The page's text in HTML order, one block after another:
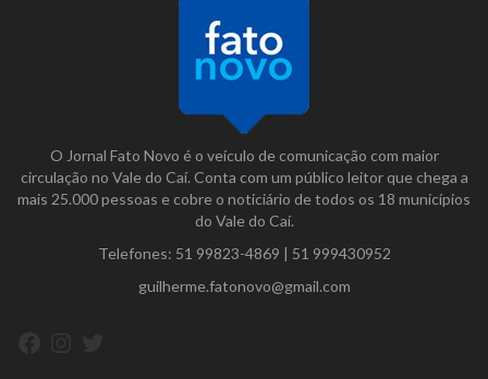
O Jornal Fato Novo é o veículo de comunicação com maior
circulação no Vale do Caí. Conta com um público leitor que chega a
mais 25.000 pessoas e cobre o noticiário de todos os 18 municípios
do Vale do Caí.
Telefones: 51 99823-4869 | 51 999430952
guilherme.fatonovo@gmail.com